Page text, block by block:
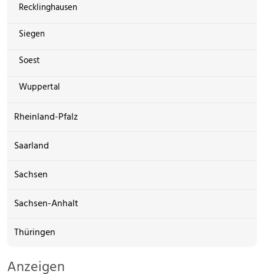
Recklinghausen
Siegen
Soest
Wuppertal
Rheinland-Pfalz
Saarland
Sachsen
Sachsen-Anhalt
Thüringen
Anzeigen